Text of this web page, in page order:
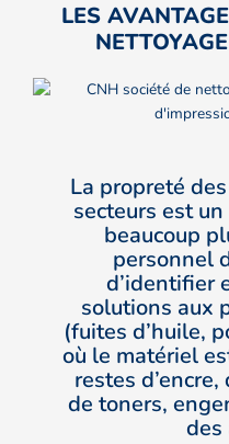
LES
La propreté
secteurs est
beaucoup
personnel
d’identifier
solutions aux
(fuites d’huile,
où le matériel
restes
de toners,
des